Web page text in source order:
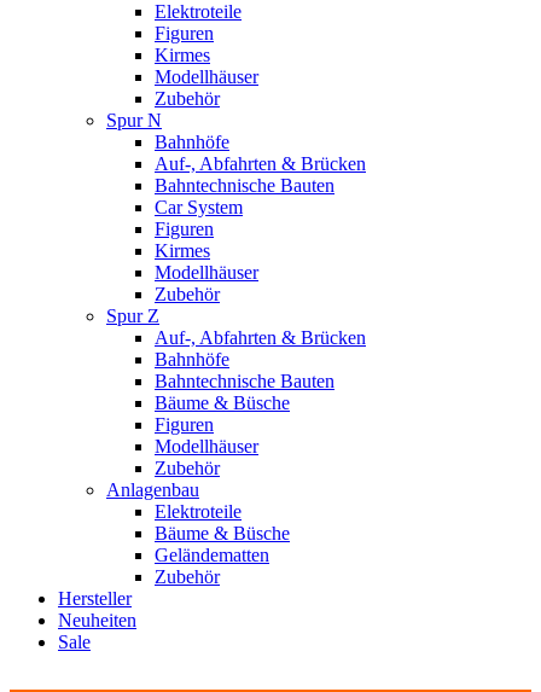
Elektroteile
Figuren
Kirmes
Modellhäuser
Zubehör
Spur N
Bahnhöfe
Auf-, Abfahrten & Brücken
Bahntechnische Bauten
Car System
Figuren
Kirmes
Modellhäuser
Zubehör
Spur Z
Auf-, Abfahrten & Brücken
Bahnhöfe
Bahntechnische Bauten
Bäume & Büsche
Figuren
Modellhäuser
Zubehör
Anlagenbau
Elektroteile
Bäume & Büsche
Geländematten
Zubehör
Hersteller
Neuheiten
Sale